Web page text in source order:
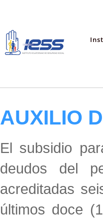
AUXILIO
El subsidio
deudos del
acreditadas
últimos doce